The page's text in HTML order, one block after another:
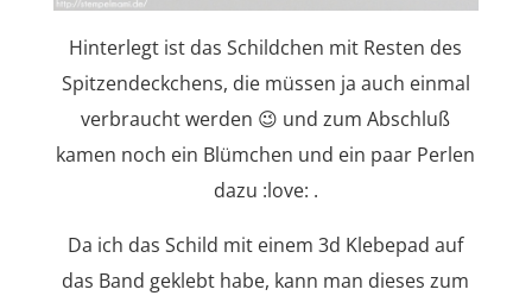
Hinterlegt ist das Schildchen mit Resten des
Spitzendeckchens, die müssen ja auch einmal
verbraucht werden 😉 und zum Abschluß
kamen noch ein Blümchen und ein paar Perlen
dazu :love: .
Da ich das Schild mit einem 3d Klebepad auf
das Band geklebt habe, kann man dieses zum